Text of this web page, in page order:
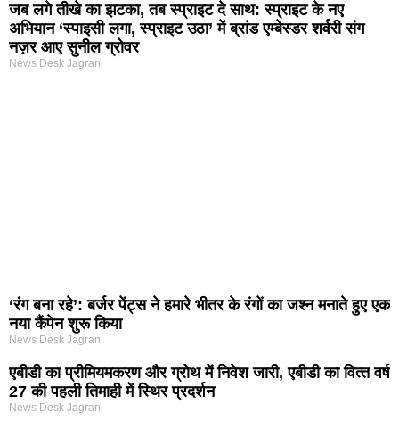
जब लगे तीखे का झटका, तब स्प्राइट दे साथ: स्प्राइट के नए
अभियान ‘स्पाइसी लगा, स्प्राइट उठा’ में ब्रांड एम्बेस्डर शर्वरी संग
नज़र आए सुनील ग्रोवर
News Desk Jagran
‘रंग बना रहे’: बर्जर पेंट्स ने हमारे भीतर के रंगों का जश्न मनाते हुए एक
नया कैंपेन शुरू किया
News Desk Jagran
एबीडी का प्रीमियमकरण और ग्रोथ में निवेश जारी, एबीडी का वित्‍त वर्ष
27 की पहली तिमाही में स्थिर प्रदर्शन
News Desk Jagran